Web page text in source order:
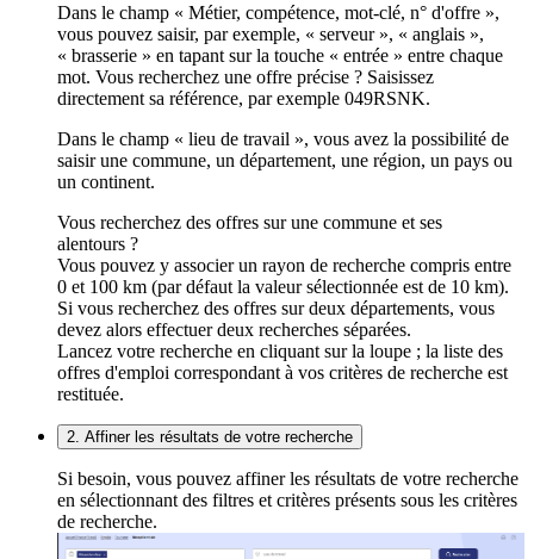
Dans le champ « Métier, compétence, mot-clé, n° d'offre »,
vous pouvez saisir, par exemple, « serveur », « anglais »,
« brasserie » en tapant sur la touche « entrée » entre chaque
mot. Vous recherchez une offre précise ? Saisissez
directement sa référence, par exemple 049RSNK.
Dans le champ « lieu de travail », vous avez la possibilité de
saisir une commune, un département, une région, un pays ou
un continent.
Vous recherchez des offres sur une commune et ses
alentours ?
Vous pouvez y associer un rayon de recherche compris entre
0 et 100 km (par défaut la valeur sélectionnée est de 10 km).
Si vous recherchez des offres sur deux départements, vous
devez alors effectuer deux recherches séparées.
Lancez votre recherche en cliquant sur la loupe ; la liste des
offres d'emploi correspondant à vos critères de recherche est
restituée.
2. Affiner les résultats de votre recherche
Si besoin, vous pouvez affiner les résultats de votre recherche
en sélectionnant des filtres et critères présents sous les critères
de recherche.